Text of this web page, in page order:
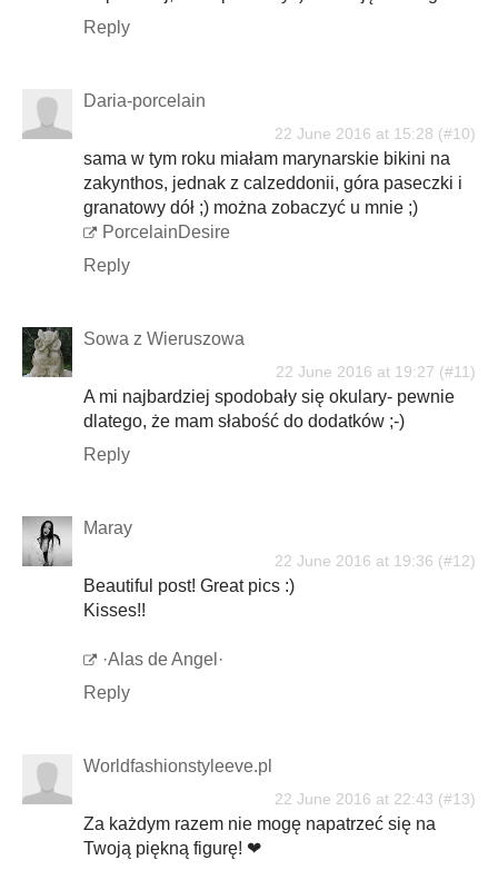
Reply
Daria-porcelain
22 June 2016 at 15:28
sama w tym roku miałam marynarskie bikini na
zakynthos, jednak z calzeddonii, góra paseczki i
granatowy dół ;) można zobaczyć u mnie ;)
PorcelainDesire
Reply
Sowa z Wieruszowa
22 June 2016 at 19:27
A mi najbardziej spodobały się okulary- pewnie
dlatego, że mam słabość do dodatków ;-)
Reply
Maray
22 June 2016 at 19:36
Beautiful post! Great pics :)
Kisses!!
·Alas de Angel·
Reply
Worldfashionstyleeve.pl
22 June 2016 at 22:43
Za każdym razem nie mogę napatrzeć się na
Twoją piękną figurę! ❤